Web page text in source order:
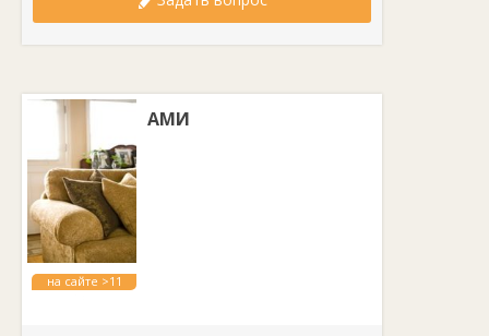
на сайте >11
АМИ